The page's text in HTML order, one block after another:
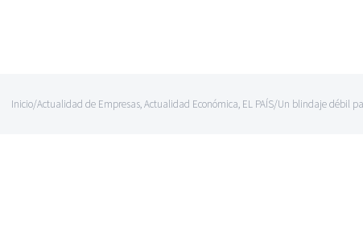
Inicio/Actualidad de Empresas,Actualidad Económica, EL PAÍS/Un blindaje débil